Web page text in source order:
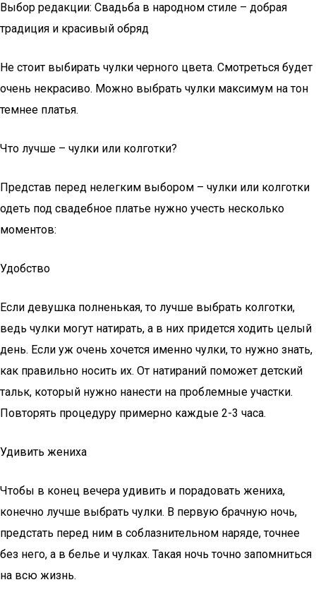
Выбор редакции: Свадьба в народном стиле – добрая
традиция и красивый обряд
Не стоит выбирать чулки черного цвета. Смотреться будет
очень некрасиво. Можно выбрать чулки максимум на тон
темнее платья.
Что лучше – чулки или колготки?
Представ перед нелегким выбором – чулки или колготки
одеть под свадебное платье нужно учесть несколько
моментов:
Удобство
Если девушка полненькая, то лучше выбрать колготки,
ведь чулки могут натирать, а в них придется ходить целый
день. Если уж очень хочется именно чулки, то нужно знать,
как правильно носить их. От натираний поможет детский
тальк, который нужно нанести на проблемные участки.
Повторять процедуру примерно каждые 2-3 часа.
Удивить жениха
Чтобы в конец вечера удивить и порадовать жениха,
конечно лучше выбрать чулки. В первую брачную ночь,
предстать перед ним в соблазнительном наряде, точнее
без него, а в белье и чулках. Такая ночь точно запомниться
на всю жизнь.